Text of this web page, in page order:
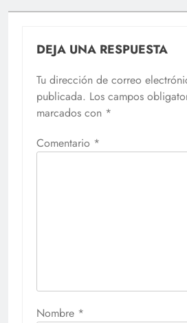
DEJA UNA RESPUESTA
Tu dirección de correo
publicada. Los campos
marcados con *
Comentario *
Nombre *